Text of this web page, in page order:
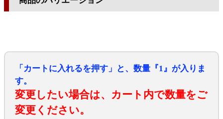
「カートに入れるを押す」と、数量『1』が入りま
す。
変更したい場合は、カート内で数量をご
変更ください。